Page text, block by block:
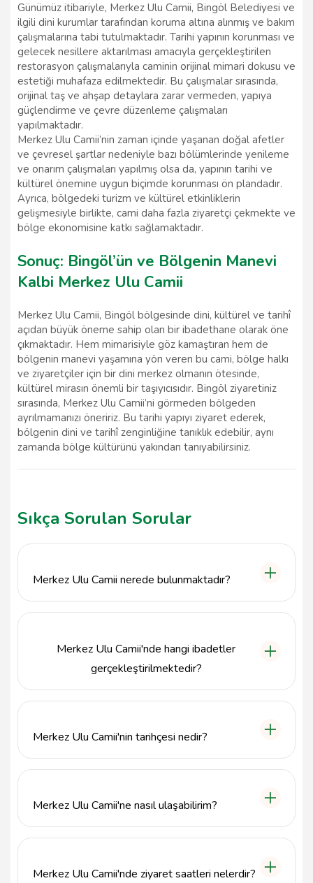
Günümüz itibariyle, Merkez Ulu Camii, Bingöl Belediyesi ve
ilgili dini kurumlar tarafından koruma altına alınmış ve bakım
çalışmalarına tabi tutulmaktadır. Tarihi yapının korunması ve
gelecek nesillere aktarılması amacıyla gerçekleştirilen
restorasyon çalışmalarıyla caminin orijinal mimari dokusu ve
estetiği muhafaza edilmektedir. Bu çalışmalar sırasında,
orijinal taş ve ahşap detaylara zarar vermeden, yapıya
güçlendirme ve çevre düzenleme çalışmaları
yapılmaktadır.
Merkez Ulu Camii’nin zaman içinde yaşanan doğal afetler
ve çevresel şartlar nedeniyle bazı bölümlerinde yenileme
ve onarım çalışmaları yapılmış olsa da, yapının tarihi ve
kültürel önemine uygun biçimde korunması ön plandadır.
Ayrıca, bölgedeki turizm ve kültürel etkinliklerin
gelişmesiyle birlikte, cami daha fazla ziyaretçi çekmekte ve
bölge ekonomisine katkı sağlamaktadır.
Sonuç: Bingöl’ün ve Bölgenin Manevi
Kalbi Merkez Ulu Camii
Merkez Ulu Camii, Bingöl bölgesinde dini, kültürel ve tarihî
açıdan büyük öneme sahip olan bir ibadethane olarak öne
çıkmaktadır. Hem mimarisiyle göz kamaştıran hem de
bölgenin manevi yaşamına yön veren bu cami, bölge halkı
ve ziyaretçiler için bir dini merkez olmanın ötesinde,
kültürel mirasın önemli bir taşıyıcısıdır. Bingöl ziyaretiniz
sırasında, Merkez Ulu Camii’ni görmeden bölgeden
ayrılmamanızı öneririz. Bu tarihi yapıyı ziyaret ederek,
bölgenin dini ve tarihî zenginliğine tanıklık edebilir, aynı
zamanda bölge kültürünü yakından tanıyabilirsiniz.
Sıkça Sorulan Sorular
Merkez Ulu Camii nerede bulunmaktadır?
Merkez Ulu Camii'nde hangi ibadetler
gerçekleştirilmektedir?
Merkez Ulu Camii'nin tarihçesi nedir?
Merkez Ulu Camii'ne nasıl ulaşabilirim?
Merkez Ulu Camii'nde ziyaret saatleri nelerdir?